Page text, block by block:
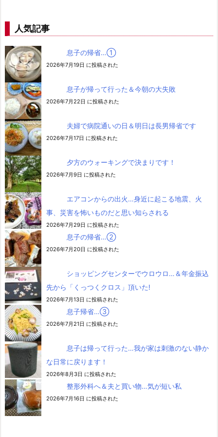
人気記事
息子の帰省…➀
2026年7月19日 に投稿された
息子が帰って行った＆今朝の大失敗
2026年7月22日 に投稿された
夫婦で病院通いの日＆明日は長男帰省です
2026年7月17日 に投稿された
夕方のウォーキングで決まりです！
2026年7月9日 に投稿された
エアコンからの出火…身近に起こる地震、火
事、災害を怖いものだと思い知らされる
2026年7月29日 に投稿された
息子の帰省…②
2026年7月20日 に投稿された
ショッピングセンターでウロウロ…＆年金振込
先から「くっつくクロス」頂いた!
2026年7月13日 に投稿された
息子帰省…③
2026年7月21日 に投稿された
息子は帰って行った…我が家は刺激のない静か
な日常に戻ります！
2026年8月3日 に投稿された
整形外科へ＆夫と買い物…気が短い私
2026年7月16日 に投稿された